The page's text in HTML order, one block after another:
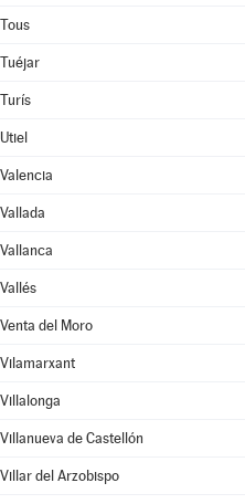
Tous
Tuéjar
Turís
Utiel
Valencia
Vallada
Vallanca
Vallés
Venta del Moro
Vilamarxant
Villalonga
Villanueva de Castellón
Villar del Arzobispo